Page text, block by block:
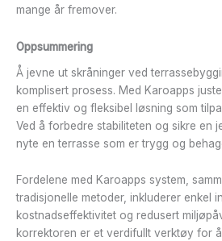
mange år fremover.
Oppsummering
Å jevne ut skråninger ved
komplisert prosess. Med Karoapps
en effektiv og fleksibel løsning som
Ved å forbedre stabiliteten og sikre en
nyte en terrasse som er trygg og
Fordelene med Karoapps system,
tradisjonelle metoder, inkluderer enkel
kostnadseffektivitet og redusert
korrektoren er et verdifullt verktøy for